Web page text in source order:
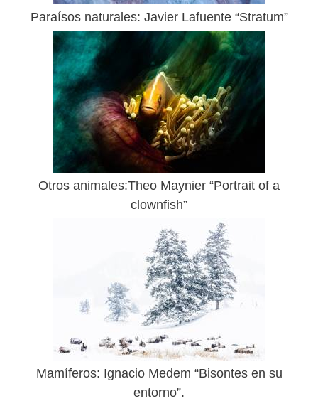
Paraísos naturales: Javier Lafuente “Stratum”
Otros animales:Theo Maynier “Portrait of a
clownfish”
Mamíferos: Ignacio Medem “Bisontes en su
entorno”.